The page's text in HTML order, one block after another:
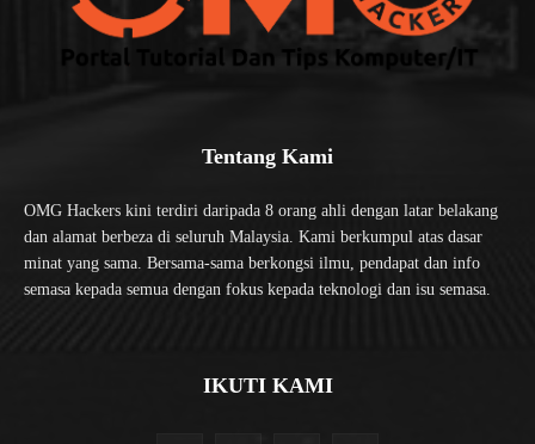
Tentang Kami
OMG Hackers kini terdiri daripada 8 orang ahli dengan latar belakang
dan alamat berbeza di seluruh Malaysia. Kami berkumpul atas dasar
minat yang sama. Bersama-sama berkongsi ilmu, pendapat dan info
semasa kepada semua dengan fokus kepada teknologi dan isu semasa.
IKUTI KAMI